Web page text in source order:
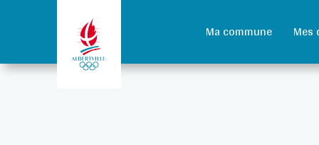
Ma commune Mes